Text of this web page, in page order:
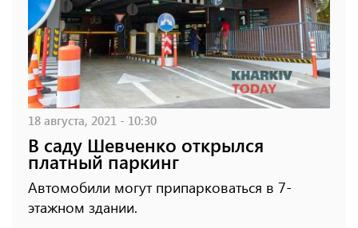
18 августа, 2021 - 10:30
В саду Шевченко открылся
платный паркинг
Автомобили могут припарковаться в 7-
этажном здании.